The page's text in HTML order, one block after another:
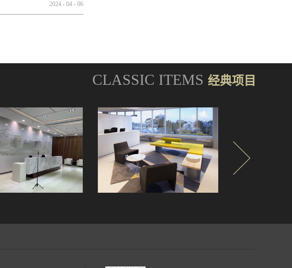
2024 - 04 - 06
CLASSIC ITEMS 经典项目